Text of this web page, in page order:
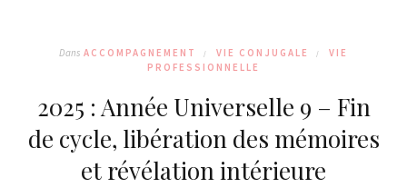
Dans ACCOMPAGNEMENT VIE CONJUGALE
VIE
PROFESSIONNELLE
2025 : Année Universelle 9 – Fin
de cycle, libération des mémoires
et révélation intérieure